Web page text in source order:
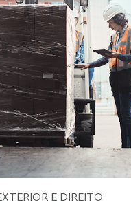
E DIREITO